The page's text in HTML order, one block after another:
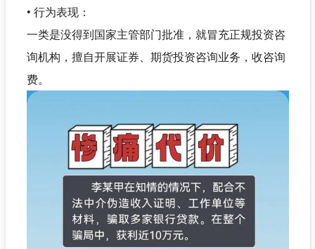
• 行为表现：
一类是没得到国家主管部门批准，就冒充正规投资咨
询机构，擅自开展证券、期货投资咨询业务，收咨询
费。